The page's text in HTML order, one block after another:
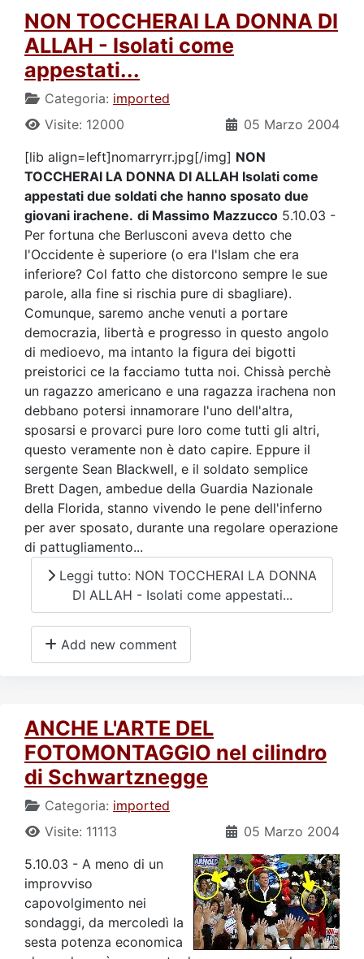
NON TOCCHERAI LA DONNA DI
ALLAH - Isolati come
appestati...
Categoria: imported
05 Marzo 2004
Visite: 12000
[lib align=left]nomarryrr.jpg[/img] NON
TOCCHERAI LA DONNA DI ALLAH Isolati come
appestati due soldati che hanno sposato due
giovani irachene. di Massimo Mazzucco 5.10.03 -
Per fortuna che Berlusconi aveva detto che
l'Occidente è superiore (o era l'Islam che era
inferiore? Col fatto che distorcono sempre le sue
parole, alla fine si rischia pure di sbagliare).
Comunque, saremo anche venuti a portare
democrazia, libertà e progresso in questo angolo
di medioevo, ma intanto la figura dei bigotti
preistorici ce la facciamo tutta noi. Chissà perchè
un ragazzo americano e una ragazza irachena non
debbano potersi innamorare l'uno dell'altra,
sposarsi e provarci pure loro come tutti gli altri,
questo veramente non è dato capire. Eppure il
sergente Sean Blackwell, e il soldato semplice
Brett Dagen, ambedue della Guardia Nazionale
della Florida, stanno vivendo le pene dell'inferno
per aver sposato, durante una regolare operazione
di pattugliamento...
Leggi tutto: NON TOCCHERAI LA DONNA
DI ALLAH - Isolati come appestati...
Add new comment
ANCHE L'ARTE DEL
FOTOMONTAGGIO nel cilindro
di Schwartznegge
Categoria: imported
05 Marzo 2004
Visite: 11113
5.10.03 - A meno di un
improvviso
capovolgimento nei
sondaggi, da mercoledì la
sesta potenza economica